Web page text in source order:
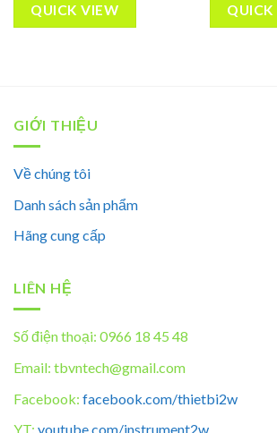
QUICK VIEW QUICK
GIỚI THIỆU
Về chúng tôi
Danh sách sản phẩm
Hãng cung cấp
LIÊN HỆ
Số điện thoại: 0966 18 45 48
Email: tbvntech@gmail.com
Facebook: facebook.com/thietbi2w
YT: youtube.com/instrument2w